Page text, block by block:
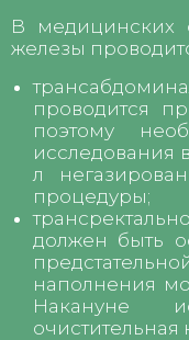
В медицинских
железы
проводится
поэтому
исследования
л
процедуры;
должен быть
наполнения
Накануне
очистительная